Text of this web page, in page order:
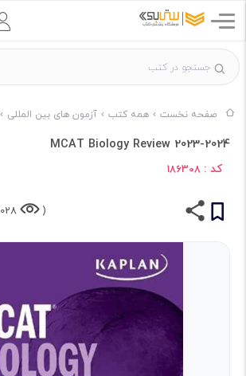
صفحه نخست همه کتب آزمون های بین المللی
MCAT Biology Review 2023-2024
کد : 186308
(